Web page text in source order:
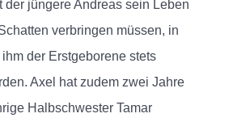
der jüngere Andreas sein Leben
verbringen müssen, in
der Erstgeborene stets
Axel hat zudem zwei Jahre
Halbschwester Tamar